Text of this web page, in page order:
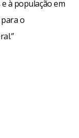
à população em
o